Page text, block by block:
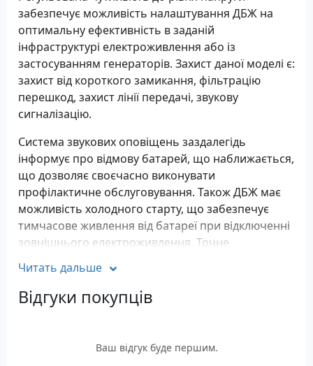
забезпечує можливість налаштування ДБЖ на
оптимальну ефективність в заданій
інфраструктурі електроживлення або із
застосуванням генераторів. Захист даної моделі є:
захист від короткого замикання, фільтрацію
перешкод, захист лінії передачі, звукову
сигналізацію.
Система звукових оповіщень заздалегідь
інформує про відмову батарей, що наближається,
що дозволяє своєчасно виконувати
профілактичне обслуговування. Також ДБЖ має
можливість холодного старту, що забезпечує
тимчасове живлення від батареї при відключенні
зовнішнього електроживлення. Точне
підвищує ефективність батареї, збільшуючи
термін її служби.
Характеристики
Вхідна напруга: 220 Вольт
Читать дальше
Відгуки покупців
Ваш відгук буде першим.